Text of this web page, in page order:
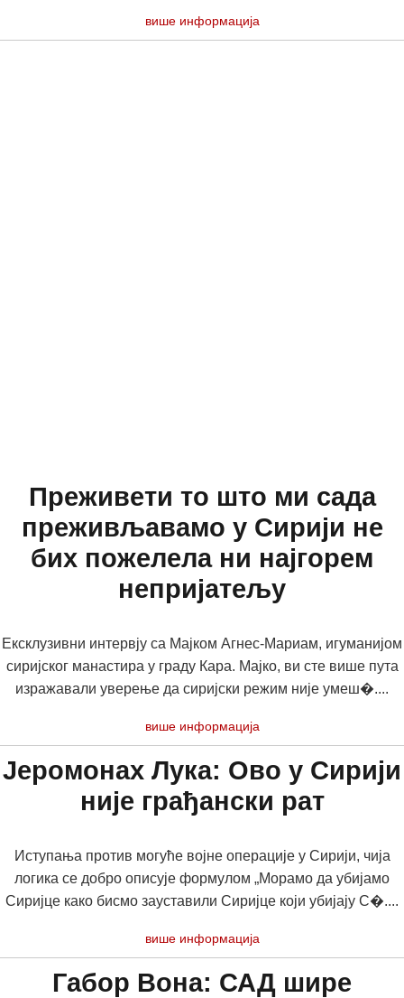
више информација
Преживети то што ми сада
преживљавамо у Сирији не
бих пожелела ни најгорем
непријатељу
Ексклузивни интервју са Мајком Агнес-Мариам, игуманијом
сиријског манастира у граду Кара. Мајко, ви сте више пута
изражавали уверење да сиријски режим није умеш�....
више информација
Јеромонах Лука: Ово у Сирији
није грађански рат
Иступања против могуће војне операције у Сирији, чија
логика се добро описује формулом „Морамо да убијамо
Сиријце како бисмо зауставили Сиријце који убијају С�....
више информација
Габор Вона: САД шире